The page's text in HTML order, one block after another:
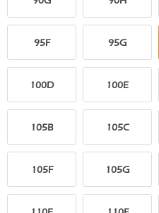
95F 95G
100D 100E
105B 105C
105F 105G